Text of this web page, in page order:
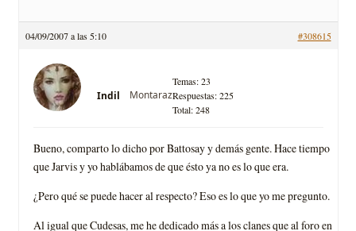
04/09/2007 a las 5:10 #308615
Indil Montaraz
Temas: 23
Respuestas: 225
Total: 248
Bueno, comparto lo dicho por Battosay y demás gente. Hace tiempo
que Jarvis y yo hablábamos de que ésto ya no es lo que era.
¿Pero qué se puede hacer al respecto? Eso es lo que yo me pregunto.
Al igual que Cudesas, me he dedicado más a los clanes que al foro en